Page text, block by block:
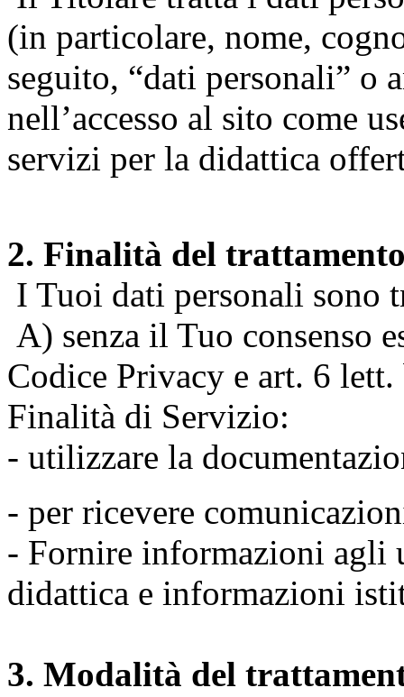
(in particolare, nome,
seguito, “dati personali” o
nell’accesso al sito come
servizi per la didattica
2. Finalità del
I Tuoi dati personali sono
A) senza il Tuo consenso
Codice Privacy e art. 6
Finalità di Servizio:
- utilizzare la
- per ricevere
- Fornire informazioni agli
didattica e informazioni
3. Modalità del